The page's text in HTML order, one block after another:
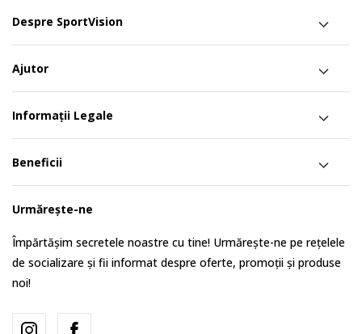
Despre SportVision
Ajutor
Informații Legale
Beneficii
Urmărește-ne
Împărtășim secretele noastre cu tine! Urmărește-ne pe rețelele
de socializare și fii informat despre oferte, promoții și produse
noi!